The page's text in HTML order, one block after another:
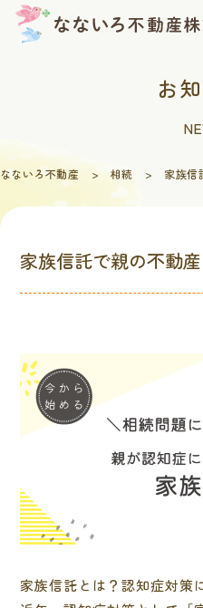
Skip
content
お
なないろ不動産 > 相続 > 家族信
家族信託で親の不動
家族信託とは？認知症対策